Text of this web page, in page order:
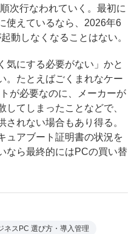
次行なわれていく。最初に
使えているなら、2026年6
動しなくなることはない。
にする必要がない」かと
。たとえばごくまれなケー
が必要なのに、メーカーが
てしまったことなどで、
れない場合もあり得る。
ュアブート証明書の状況を
なら最終的にはPCの買い替
ネスPC 選び方・導入管理